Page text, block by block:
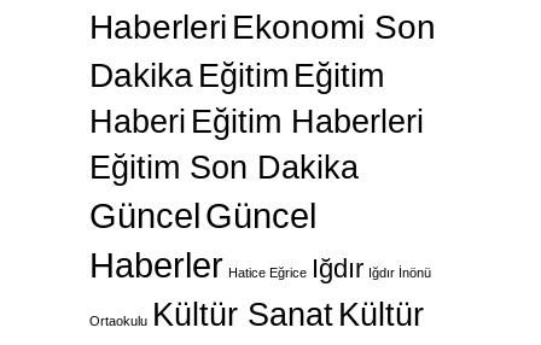
Haberleri Ekonomi Son
Dakika Eğitim Eğitim
Haberi Eğitim Haberleri
Eğitim Son Dakika
GüncelGüncel
Haberler Hatice Eğrice Iğdır Iğdır İnönü
Ortaokulu Kültür SanatKültür